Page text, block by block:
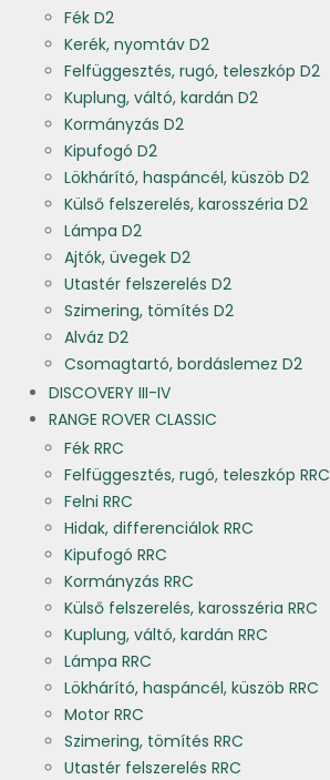
Fék D2
Kerék, nyomtáv D2
Felfüggesztés, rugó, teleszkóp D2
Kuplung, váltó, kardán D2
Kormányzás D2
Kipufogó D2
Lökhárító, haspáncél, küszöb D2
Külső felszerelés, karosszéria D2
Lámpa D2
Ajtók, üvegek D2
Utastér felszerelés D2
Szimering, tömítés D2
Alváz D2
Csomagtartó, bordáslemez D2
DISCOVERY III-IV
RANGE ROVER CLASSIC
Fék RRC
Felfüggesztés, rugó, teleszkóp RRC
Felni RRC
Hidak, differenciálok RRC
Kipufogó RRC
Kormányzás RRC
Külső felszerelés, karosszéria RRC
Kuplung, váltó, kardán RRC
Lámpa RRC
Lökhárító, haspáncél, küszöb RRC
Motor RRC
Szimering, tömítés RRC
Utastér felszerelés RRC